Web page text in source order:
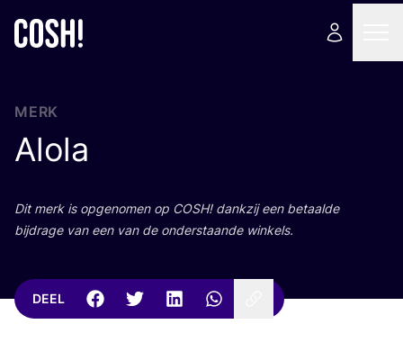
MERK
Alola
Dit merk is opge­no­men op COSH! dank­zij een betaal­de
bij­dra­ge van een van de onder­staan­de winkels.
DEEL